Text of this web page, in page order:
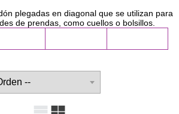
plegadas en diagonal que se utilizan para
de prendas, como cuellos o bolsillos.